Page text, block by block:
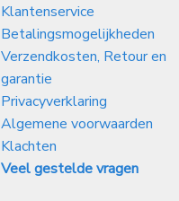
Klantenservice
Betalingsmogelijkheden
Verzendkosten, Retour en
garantie
Privacyverklaring
Algemene voorwaarden
Klachten
Veel gestelde vragen